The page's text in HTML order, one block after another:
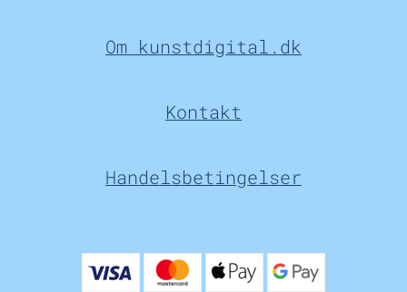
Om kunstdigital.dk
Kontakt
Handelsbetingelser